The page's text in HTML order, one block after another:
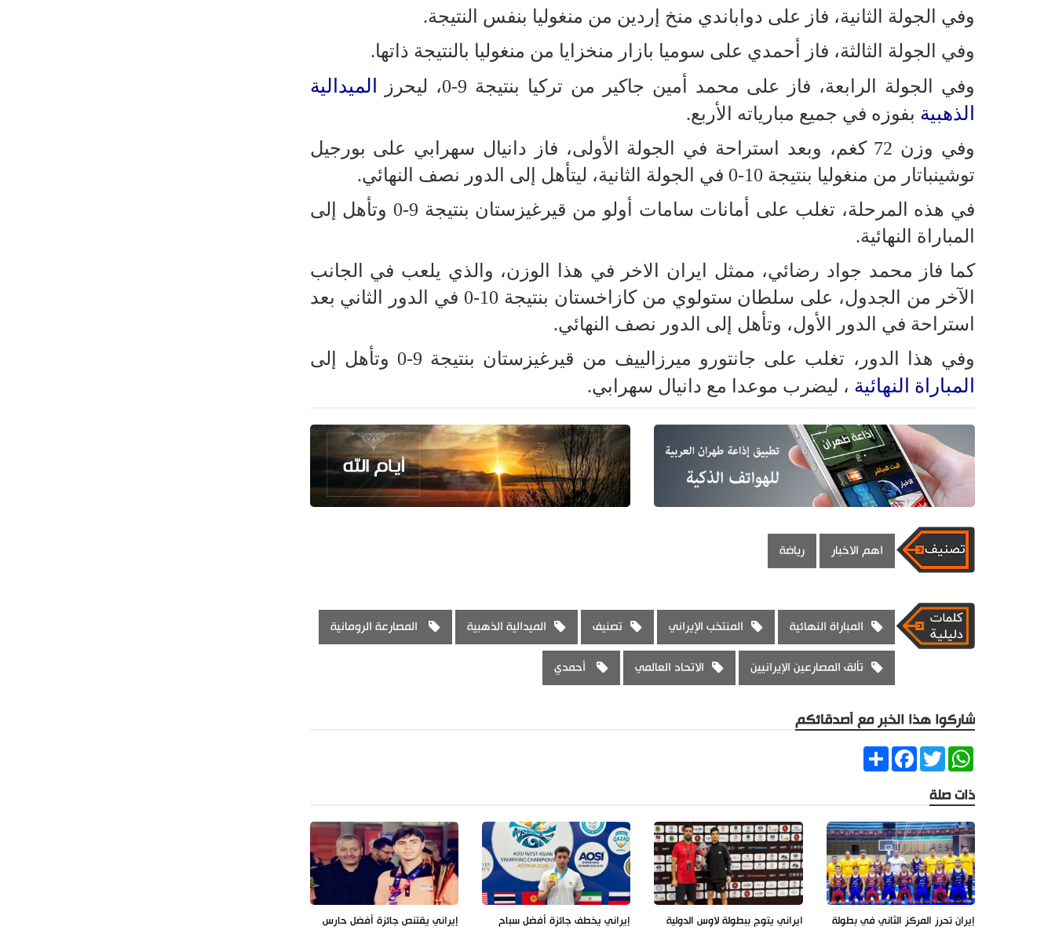
وفي الجولة الثانية، فاز على دواباندي منخ إردين من منغوليا بنفس النتيجة.
وفي الجولة الثالثة، فاز أحمدي على سوميا بازار منخزايا من منغوليا بالنتيجة ذاتها.
وفي الجولة الرابعة، فاز على محمد أمين جاكير من تركيا بنتيجة 9-0، ليحرز
الميدالية
الذهبية بفوزه في جميع مبارياته الأربع.
وفي وزن 72 كغم، وبعد استراحة في الجولة الأولى، فاز دانيال سهرابي على بورجيل
توشينباتار من منغوليا بنتيجة 10-0 في الجولة الثانية، ليتأهل إلى الدور نصف النهائي.
في هذه المرحلة، تغلب على أمانات سامات أولو من قيرغيزستان بنتيجة 9-0 وتأهل إلى
المباراة النهائية.
كما فاز محمد جواد رضائي، ممثل ايران الاخر في هذا الوزن، والذي يلعب في الجانب
الآخر من الجدول، على سلطان ستولوي من كازاخستان بنتيجة 10-0 في الدور الثاني بعد
استراحة في الدور الأول، وتأهل إلى الدور نصف النهائي.
وفي هذا الدور، تغلب على جانتورو ميرزالييف من قيرغيزستان بنتيجة 9-0 وتأهل إلى
المباراة النهائية ، ليضرب موعدا مع دانيال سهرابي.
اهم الاخبار رياضة
المباراة النهائية المنتخب الإيراني تصنيف الميدالية الذهبية المصارعة الرومانية
تألق المصارعين الإيرانيين الاتحاد العالمي أحمدي
شاركوا هذا الخبر مع أصدقائكم
ShareFacebookTwitter
WhatsApp
ذات صلة
إيران تحرز المركز الثاني في بطولة
ايراني يتوج ببطولة لاوس الدولية
إيراني يخطف جائزة أفضل سباح
إيراني يقتنص جائزة أفضل حارس